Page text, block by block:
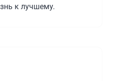
к лучшему.